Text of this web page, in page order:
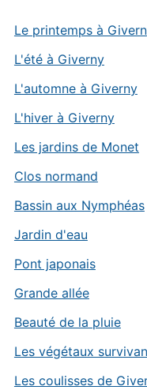
Le printemps à
L'été à Giverny
L'automne à Giverny
L'hiver à Giverny
Les jardins de Monet
Clos normand
Bassin aux Nymphéas
Jardin d'eau
Pont japonais
Grande allée
Beauté de la pluie
Les végétaux
Les coulisses de